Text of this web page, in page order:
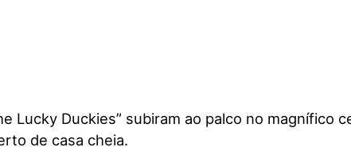
Lucky Duckies” subiram ao palco no magnífico
de casa cheia.